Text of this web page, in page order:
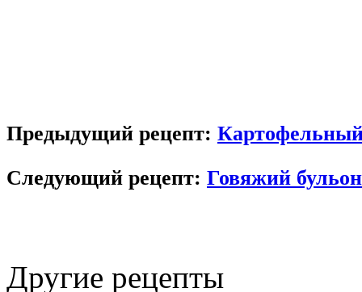
Предыдущий рецепт:
Следующий рецепт: Говяжий
Другие рецепты